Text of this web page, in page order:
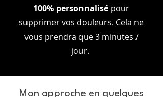
100% personnalisé pour
supprimer vos douleurs. Cela ne
vous prendra que 3 minutes /
jour.
Mon approche en quelques